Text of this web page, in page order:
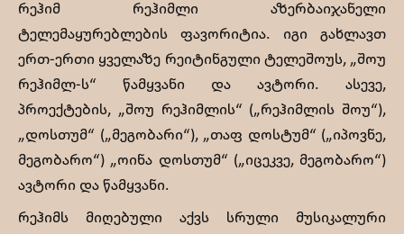
რეჰიმ რეჰიმლი აზერბაიჯანელი
ტელემაყურებლების ფავორიტია. იგი გახლავთ
ერთ-ერთი ყველაზე რეიტინგული ტელეშოუს, „შოუ
რეჰიმლ-ს“ წამყვანი და ავტორი. ასევე,
პროექტების, „შოუ რეჰიმლის“ („რეჰიმლის შოუ“),
„დოსთუმ“ („მეგობარი“), „თაფ დოსტუმ“ („იპოვნე,
მეგობარო“) „ოინა დოსთუმ“ („იცეკვე, მეგობარო“)
ავტორი და წამყვანი.
რეჰიმს მიღებული აქვს სრული მუსიკალური